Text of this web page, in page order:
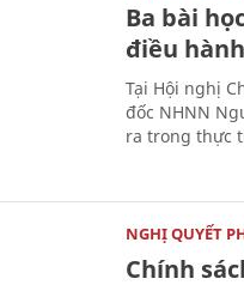
Ba bài
điều
Tại Hội nghị
đốc NHNN
ra trong thực
NGHỊ QUYẾT
Chính